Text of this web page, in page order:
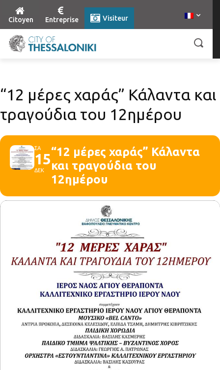
Citoyen Entreprise Visiteur
“12 μέρες χαράς” Κάλαντα και
τραγούδια του 12ημέρου
ΣΑ
15
ΔΕΚ
“12 μέρες χαράς” Κάλαντα
και τραγούδια του
12ημέρου